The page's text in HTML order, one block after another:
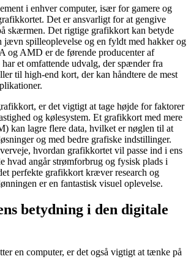
i enhver computer, især for gamere og
Det er ansvarligt for at gengive
skærmen. Det rigtige grafikkort kan betyde
jævn spilleoplevelse og en fyldt med hakker og
og AMD er de førende producenter af
et omfattende udvalg, der spænder fra
til high-end kort, der kan håndtere de mest
er det vigtigt at tage højde for faktorer
og kølesystem. Et grafikkort med mere
kan lagre flere data, hvilket er nøglen til at
og med bedre grafiske indstillinger.
hvordan grafikkortet vil passe ind i ens
hvad angår strømforbrug og fysisk plads i
perfekte grafikkort kræver research og
er en fantastisk visuel oplevelse.
betydning i den digitale
en computer, er det også vigtigt at tænke på